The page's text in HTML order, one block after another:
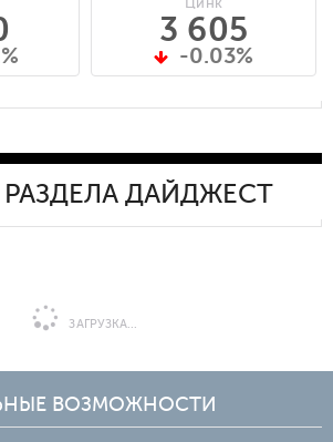
3 605
-0.03%
ДАЙДЖЕСТ
ЗАГРУЗКА...
ВОЗМОЖНОСТИ